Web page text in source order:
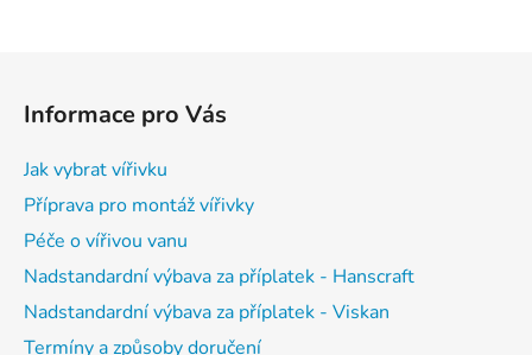
Informace pro Vás
Jak vybrat vířivku
Příprava pro montáž vířivky
Péče o vířivou vanu
Nadstandardní výbava za příplatek - Hanscraft
Nadstandardní výbava za příplatek - Viskan
Termíny a způsoby doručení